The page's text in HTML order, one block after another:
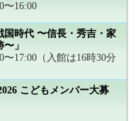
〜16:00
国時代 〜信長・秀吉・家
」
〜17:00（入館は16時30分
こどもメンバー大募